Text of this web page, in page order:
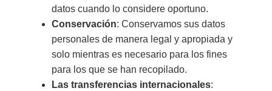
datos cuando lo considere oportuno.
Conservación: Conservamos sus datos
personales de manera legal y apropiada y
solo mientras es necesario para los fines
para los que se han recopilado.
Las transferencias internacionales: